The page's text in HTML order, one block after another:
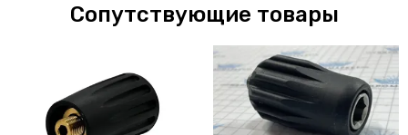
Сопутствующие товары